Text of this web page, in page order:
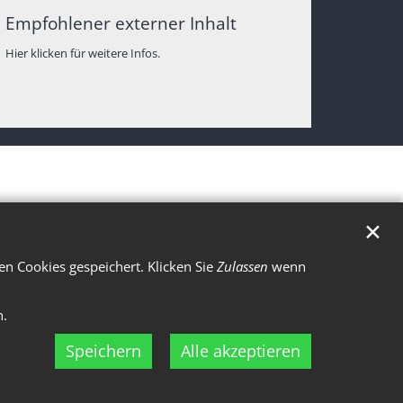
Cookies gespeichert. Klicken Sie Zulassen wenn
Speichern Alle akzeptieren
✕
Empfohlener externer Inhalt
Hier klicken für weitere Infos.